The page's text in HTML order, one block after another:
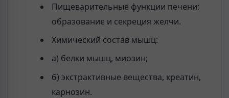
Пищеварительные функции печени:
образование и секреция желчи.
Химический состав мышц:
а) белки мышц, миозин;
б) экстрактивные вещества, креатин,
карнозин.